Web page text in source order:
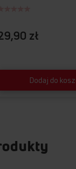
zł
Dodaj do